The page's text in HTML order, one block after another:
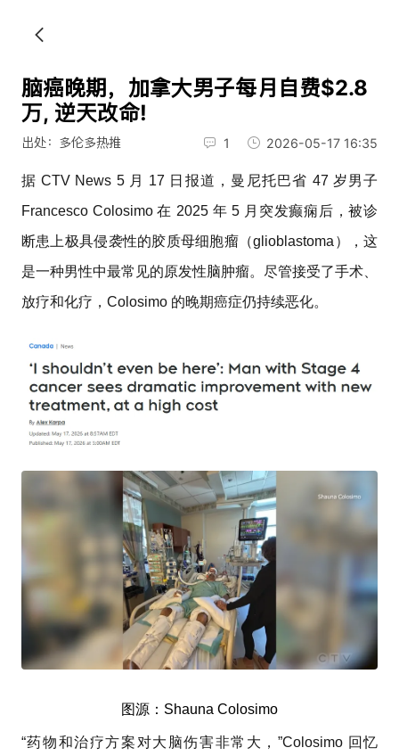
脑癌晚期，加拿大男子每月自费$2.8
万, 逆天改命!
出处：多伦多热推 1 2026-05-17 16:35
据 CTV News 5 月 17 日报道，曼尼托巴省 47 岁男子
Francesco Colosimo 在 2025 年 5 月突发癫痫后，被诊
断患上极具侵袭性的胶质母细胞瘤（glioblastoma），这
是一种男性中最常见的原发性脑肿瘤。尽管接受了手术、
放疗和化疗，Colosimo 的晚期癌症仍持续恶化。
图源：Shauna Colosimo
“药物和治疗方案对大脑伤害非常大，”Colosimo 回忆